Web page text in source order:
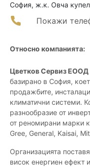
София, ж.к. Овча
Покажи
Относно компанията:
Цветков Сервиз ЕООД
базирано в София,
продажбите,
климатични системи.
разнообразие от
от реномирани марки
Gree, General, Kaisai,
Организацията
висок енергиен